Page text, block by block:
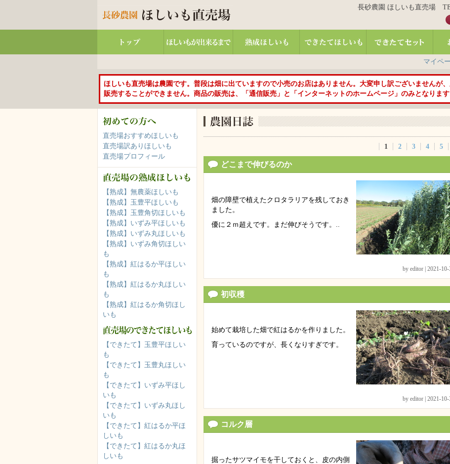
長砂農園 ほしいも直売場
マイペ
ほしいも直売場は農園です。普段は畑に出ていますので小売のお店はありません。大変申し訳ございませんが
販売することができません。商品の販売は、「通信販売」と「インターネットのホームページ」のみとなります
1 2 3 4 5
どこまで伸びるのか
畑の障壁で植えたクロタラリアを残しておき
ました。
優に２ｍ超えです。まだ伸びそうです。..
by editor | 2021-10-
初収穫
始めて栽培した畑で紅はるかを作りました。
育っているのですが、長くなりすぎです。
by editor | 2021-
コルク層
掘ったサツマイモを干しておくと、皮の内側
直売場おすすめほしいも
直売場訳ありほしいも
直売場プロフィール
【熟成】無農薬ほしいも
【熟成】玉豊平ほしいも
【熟成】玉豊角切ほしいも
【熟成】いずみ平ほしいも
【熟成】いずみ丸ほしいも
【熟成】いずみ角切ほしい
も
【熟成】紅はるか平ほしい
も
【熟成】紅はるか丸ほしい
も
【熟成】紅はるか角切ほし
いも
【できたて】玉豊平ほしい
も
【できたて】玉豊丸ほしい
も
【できたて】いずみ平ほし
いも
【できたて】いずみ丸ほし
いも
【できたて】紅はるか平ほ
しいも
【できたて】紅はるか丸ほ
しいも